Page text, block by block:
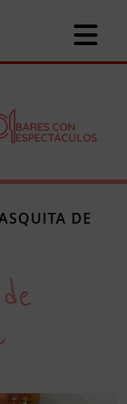
BARES CON
ESPECTÁCULOS
DE